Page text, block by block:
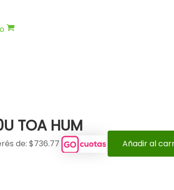
TOA HUM
de: $736.77 Añadir al